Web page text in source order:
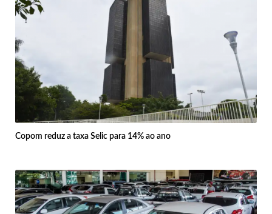
Copom reduz a taxa Selic para 14% ao ano